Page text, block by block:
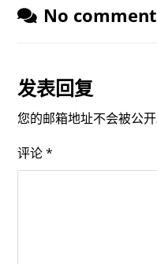
No comment
发表回复
您的邮箱地址不会被公开
评论*